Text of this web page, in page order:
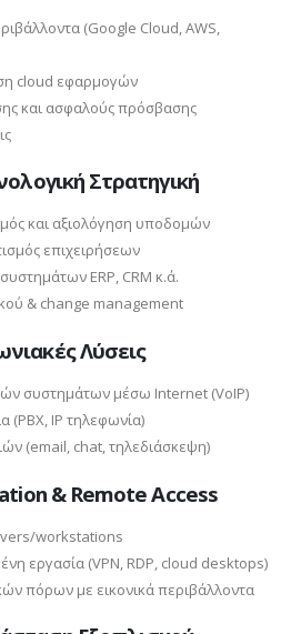
(Google Cloud, AWS,
cloud εφαρμογών
και ασφαλούς πρόσβασης
Στρατηγική
και αξιολόγηση υποδομών
επιχειρήσεων
ERP, CRM κ.ά.
& change management
Λύσεις
συστημάτων μέσω Internet (VoIP)
(PBX, IP τηλεφωνία)
(email, chat, τηλεδιάσκεψη)
& Remote Access
workstations
εργασία (VPN, RDP, cloud desktops)
πόρων με εικονικά περιβάλλοντα